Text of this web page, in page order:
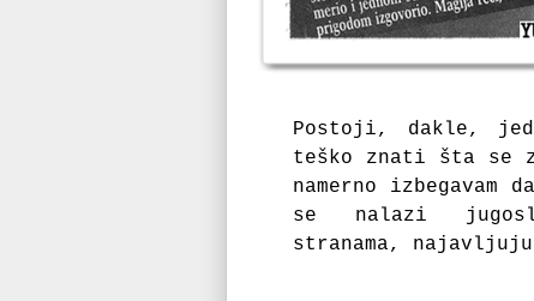
Postoji, dakle,
teško znati šta se
namerno
se nalazi
stranama,